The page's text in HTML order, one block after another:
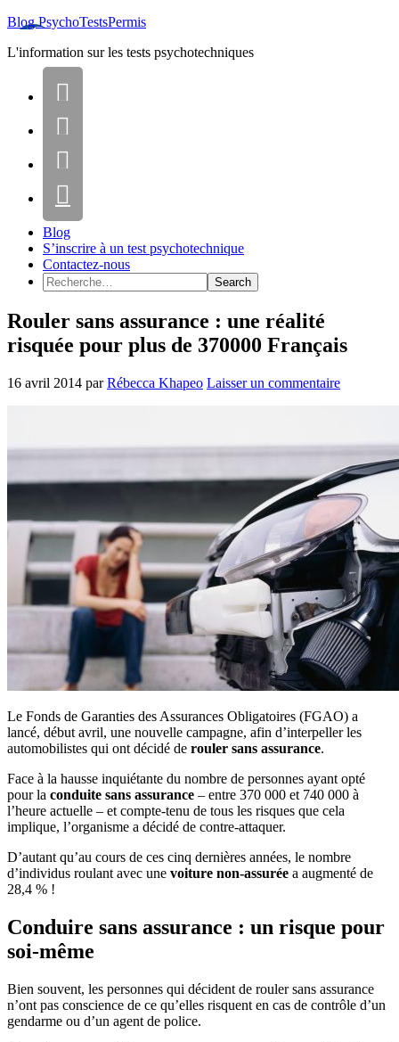
Blog PsychoTestsPermis
L'information sur les tests psychotechniques




Blog
S’inscrire à un test psychotechnique
Contactez-nous
Rouler sans assurance : une réalité
risquée pour plus de 370000 Français
16 avril 2014 parRébecca Khapeo Laisser un commentaire
Le Fonds de Garanties des Assurances Obligatoires (FGAO) a
lancé, début avril, une nouvelle campagne, afin d’interpeller les
automobilistes qui ont décidé de rouler sans assurance.
Face à la hausse inquiétante du nombre de personnes ayant opté
pour la conduite sans assurance – entre 370 000 et 740 000 à
l’heure actuelle – et compte-tenu de tous les risques que cela
implique, l’organisme a décidé de contre-attaquer.
D’autant qu’au cours de ces cinq dernières années, le nombre
d’individus roulant avec une voiture non-assurée a augmenté de
28,4 % !
Conduire sans assurance : un risque pour
soi-même
Bien souvent, les personnes qui décident de rouler sans assurance
n’ont pas conscience de ce qu’elles risquent en cas de contrôle d’un
gendarme ou d’un agent de police.